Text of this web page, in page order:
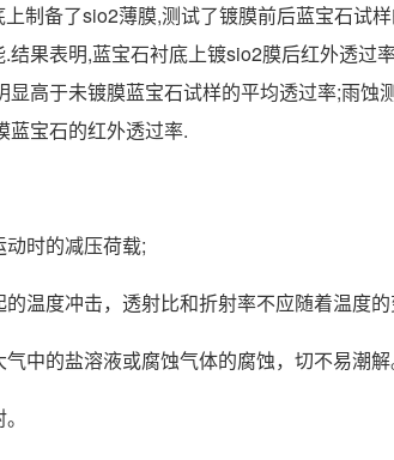
制备了sio2薄膜,测试了镀膜前后蓝宝石试
果表明,蓝宝石衬底上镀sio2膜后红外透过
高于未镀膜蓝宝石试样的平均透过率;雨蚀
蓝宝石的红外透过率.
时的减压荷载;
温度冲击，透射比和折射率不应随着温度
中的盐溶液或腐蚀气体的腐蚀，切不易潮解